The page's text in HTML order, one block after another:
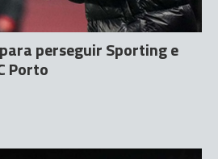
perseguir Sporting e
Porto